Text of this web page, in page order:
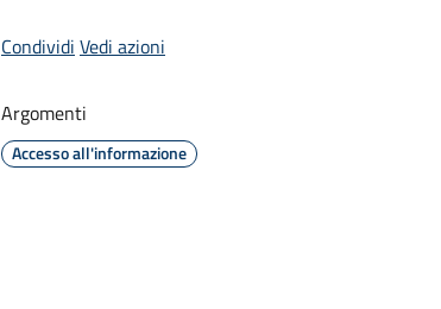
Condividi Vedi azioni
Argomenti
Accesso all'informazione